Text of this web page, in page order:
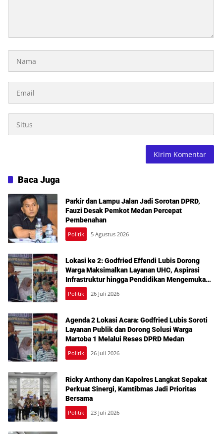
Baca Juga
Parkir dan Lampu Jalan Jadi Sorotan DPRD,
Fauzi Desak Pemkot Medan Percepat
Pembenahan
Politik 5 Agustus 2026
Lokasi ke 2: Godfried Effendi Lubis Dorong
Warga Maksimalkan Layanan UHC, Aspirasi
Infrastruktur hingga Pendidikan Mengemuka
dalam Reses Medan Amplas
Politik 26 Juli 2026
Agenda 2 Lokasi Acara: Godfried Lubis Soroti
Layanan Publik dan Dorong Solusi Warga
Martoba 1 Melalui Reses DPRD Medan
Politik 26 Juli 2026
Ricky Anthony dan Kapolres Langkat Sepakat
Perkuat Sinergi, Kamtibmas Jadi Prioritas
Bersama
Politik 23 Juli 2026